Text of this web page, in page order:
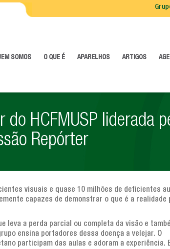
SOMOS O QUE É APARELHOS ARTIGOS
do HCFMUSP liderada
Repórter
visuais e quase 10 milhões de deficientes
capazes de demonstrar o que é a realidade
leva a perda parcial ou completa da visão e
ensina portadores dessa doença a velejar. O
participam das aulas e adoram a experiência.